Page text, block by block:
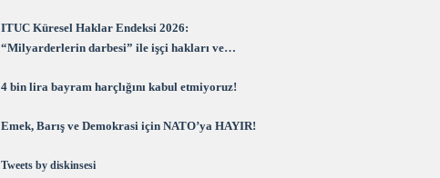
ITUC Küresel Haklar Endeksi 2026:
“Milyarderlerin darbesi” ile işçi hakları ve
4 bin lira bayram harçlığını kabul etmiyoruz!
Emek, Barış ve Demokrasi için NATO’ya HAYIR!
Tweets by diskinsesi